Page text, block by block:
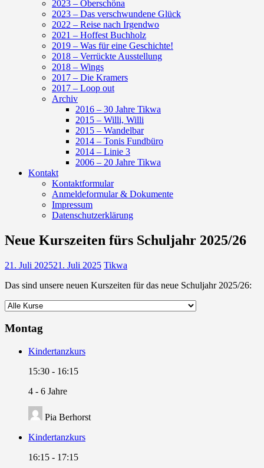
2023 – Oberschöna
2023 – Das verschwundene Glück
2022 – Reise nach Irgendwo
2021 – Hoffest Buchholz
2019 – Was für eine Geschichte!
2018 – Verrückte Ausstellung
2018 – Wings
2017 – Die Kramers
2017 – Loop out
Archiv
2016 – 30 Jahre Tikwa
2015 – Willi, Willi
2015 – Wandelbar
2014 – Tonis Fundbüro
2014 – Linie 3
2006 – 20 Jahre Tikwa
Kontakt
Kontaktformular
Anmeldeformular & Dokumente
Impressum
Datenschutzerklärung
Neue Kurszeiten fürs Schuljahr 2025/26
21. Juli 202521. Juli 2025 Tikwa
Das sind unsere neuen Kurszeiten für das neue Schuljahr 2025/26:
Montag
Kindertanzkurs
15:30 - 16:15
4 - 6 Jahre
Pia Berhorst
Kindertanzkurs
16:15 - 17:15